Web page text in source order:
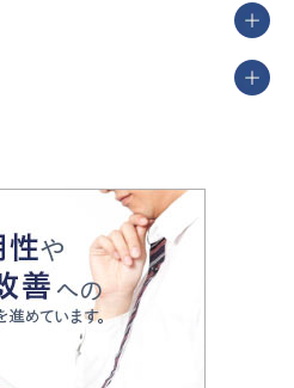
長野県
都府 奈良県
和歌山県
山県 広島県
高知県
村ランキング
受験を成功させる方法
注目！最短距離の学力
談室
受験のリアル
校